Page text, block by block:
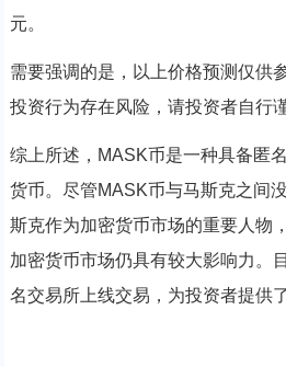
元。
需要强调的是，以上价格预测仅供
投资行为存在风险，请投资者自行
综上所述，MASK币是一种具备匿
货币。尽管MASK币与马斯克之间
斯克作为加密货币市场的重要人物
加密货币市场仍具有较大影响力。
名交易所上线交易，为投资者提供